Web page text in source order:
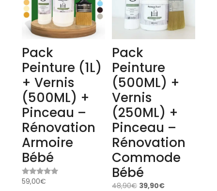
Pack
Peinture (1L)
+ Vernis
(500ML) +
Pinceau –
Rénovation
Armoire
Bébé
Note
59,00€
Pack
Peinture
(500ML) +
Vernis
(250ML) +
Pinceau –
Rénovation
Commode
Bébé
48,90€ 39,90€